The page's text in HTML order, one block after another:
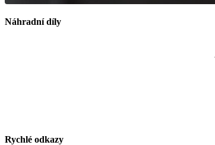
Náhradní díly
Rychlé odkazy